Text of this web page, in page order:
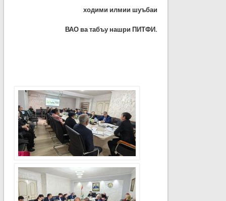
ходими илмии шуъбаи
ВАО ва табъу нашри ПИТФИ.